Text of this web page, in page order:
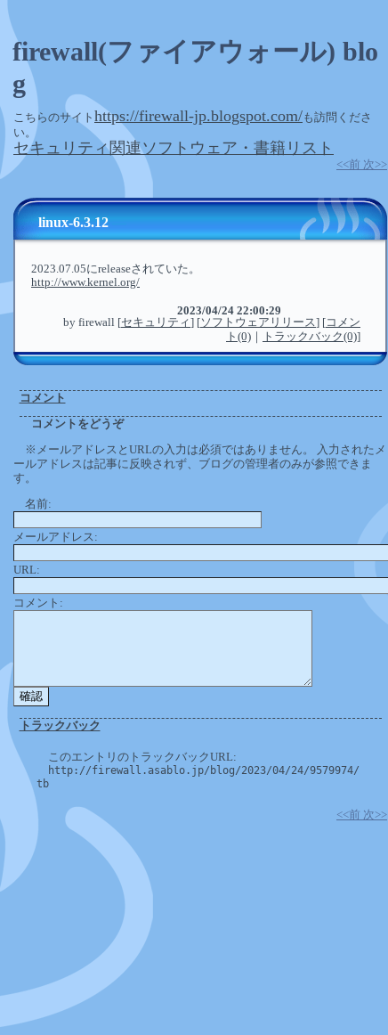
firewall(ファイアウォール) blo
g
こちらのサイト https://firewall-jp.blogspot.com/も訪問くださ
い。
セキュリティ関連ソフトウェア・書籍リスト
<<前 次>>
linux-6.3.12
2023/04/24 22:00:29
2023.07.05にreleaseされていた。
http://www.kernel.org/
by firewall [セキュリティ] [ソフトウェアリリース] [コメン
ト(0) ｜ トラックバック(0)]
コメント
コメントをどうぞ
※メールアドレスとURLの入力は必須ではありません。 入力されたメ
ールアドレスは記事に反映されず、ブログの管理者のみが参照できま
す。
名前:
メールアドレス:
URL:
コメント:
トラックバック
このエントリのトラックバックURL:
http://firewall.asablo.jp/blog/2023/04/24/9579974/
tb
<<前 次>>